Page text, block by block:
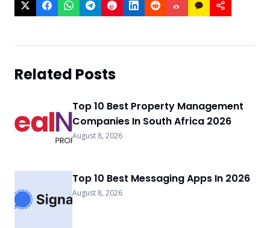
Related Posts
Top 10 Best Property Management
Companies In South Africa 2026
August 8, 2026
Top 10 Best Messaging Apps In 2026
August 8, 2026